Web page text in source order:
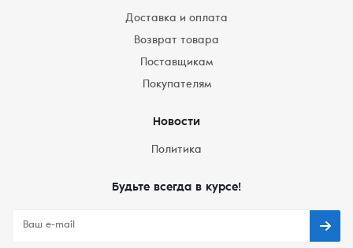
Доставка и оплата
Возврат товара
Поставщикам
Покупателям
Новости
Политика
Будьте всегда в курсе!